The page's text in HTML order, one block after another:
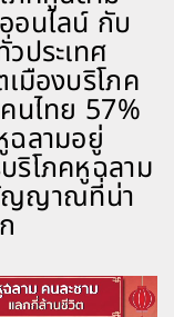
อนไลน์ กับ
ประเทศ
มืองบริโภค
นไทย 57%
ฉลามอยู่
ริโภคหูฉลาม
ญญาณที่น่า